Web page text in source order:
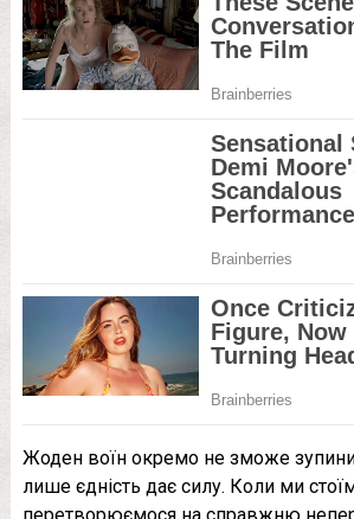
Жоден воїн окремо не зможе
лише єдність дає силу. Коли ми